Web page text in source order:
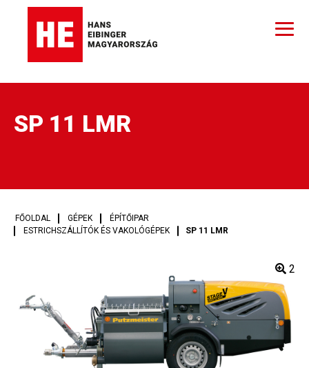
SP 11 LMR
FŐOLDAL GÉPEK
ÉPÍTŐIPAR
ESTRICHSZÁLLÍTÓK ÉS VAKOLÓGÉPEK
SP 11 LMR
2